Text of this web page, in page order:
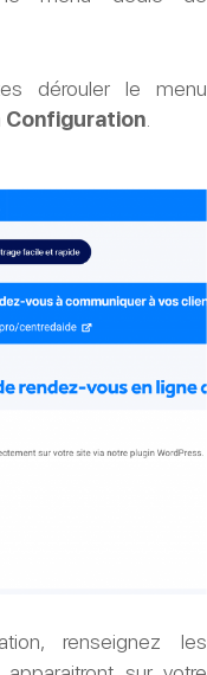
dérouler le menu
Configuration.
renseignez les